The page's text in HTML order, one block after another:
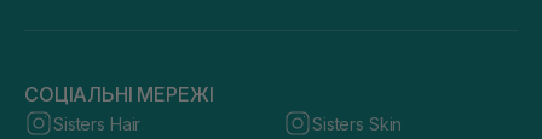
СОЦІАЛЬНІ МЕРЕЖІ
Sisters Hair Sisters Skin